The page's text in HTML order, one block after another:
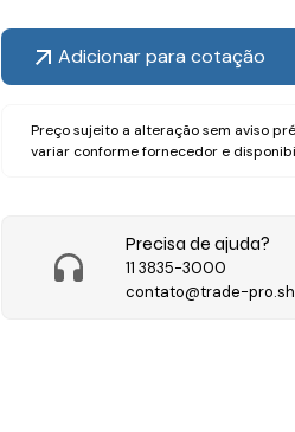
Adicionar para cotação
Preço sujeito a alteração sem aviso
variar conforme fornecedor e
Precisa de ajuda?
11 3835-3000
contato@trade-